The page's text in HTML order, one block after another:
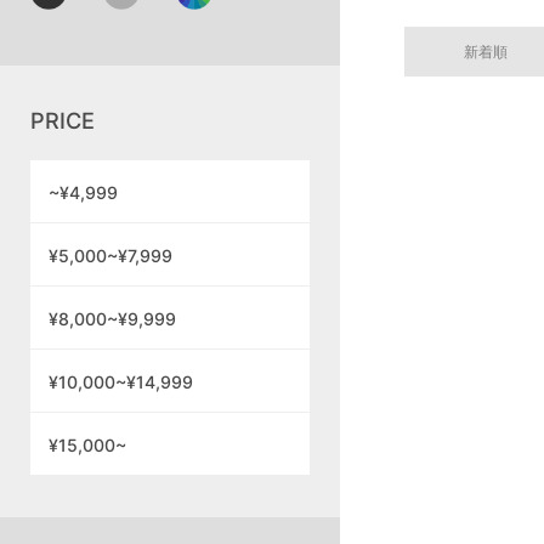
PRICE
~¥4,999
¥5,000~¥7,999
¥8,000~¥9,999
¥10,000~¥14,999
¥15,000~
新着順